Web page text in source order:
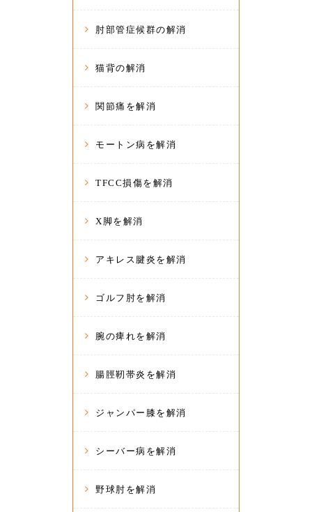
肘部管症候群の解消
猫背の解消
関節痛を解消
モートン病を解消
TFCC損傷を解消
X脚を解消
アキレス腱炎を解消
ゴルフ肘を解消
腕の痺れを解消
腸脛靭帯炎を解消
ジャンパー膝を解消
シーバー病を解消
野球肘を解消